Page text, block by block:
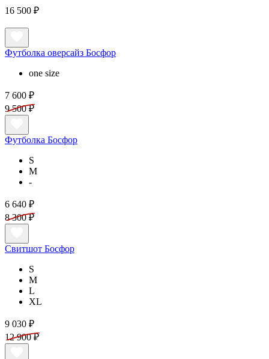
16 500 ₽
Футболка оверсайз Босфор
one size
7 600 ₽
9 500 ₽
Футболка Босфор
S
M
-
6 640 ₽
8 300 ₽
Свитшот Босфор
S
M
L
XL
9 030 ₽
12 900 ₽